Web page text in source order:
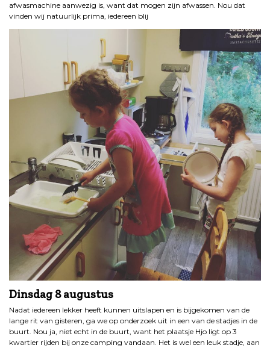
afwasmachine aanwezig is, want dat mogen zijn afwassen. Nou dat
vinden wij natuurlijk prima, iedereen blij
Dinsdag 8 augustus
Nadat iedereen lekker heeft kunnen uitslapen en is bijgekomen van de
lange rit van gisteren, ga we op onderzoek uit in een van de stadjes in de
buurt. Nou ja, niet echt in de buurt, want het plaatsje Hjo ligt op 3
kwartier rijden bij onze camping vandaan. Het is wel een leuk stadje, aan